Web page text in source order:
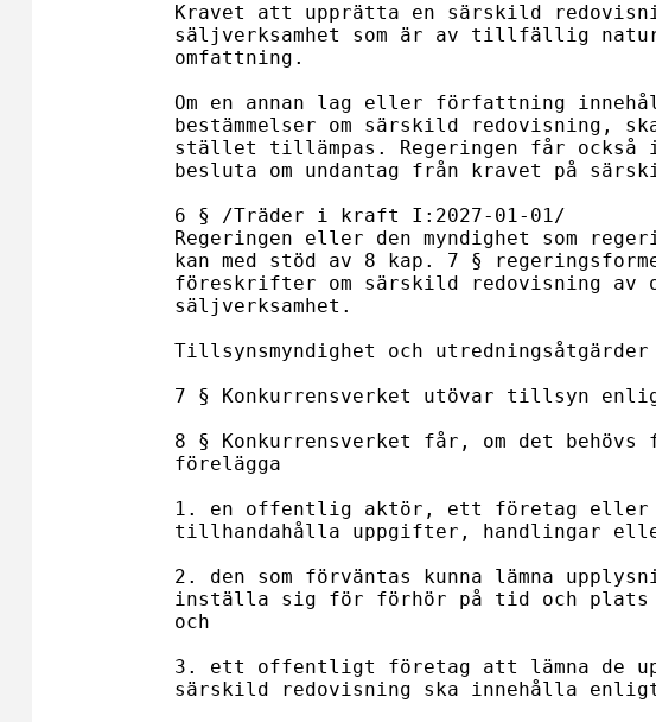
Kravet att upprätta en särskild
säljverksamhet som är av tillfällig
omfattning.
Om en annan lag eller författning
bestämmelser om särskild redovisning,
stället tillämpas. Regeringen får
besluta om undantag från kravet på
6 § /Träder i kraft I:2027-01-01/
Regeringen eller den myndighet som
kan med stöd av 8 kap. 7 §
föreskrifter om särskild redovisning av
säljverksamhet.
Tillsynsmyndighet och utredningsåtgärder
7 § Konkurrensverket utövar tillsyn
8 § Konkurrensverket får, om det
förelägga
1. en offentlig aktör, ett företag eller
tillhandahålla uppgifter, handlingar
2. den som förväntas kunna lämna
inställa sig för förhör på tid och plats
och
3. ett offentligt företag att lämna de
särskild redovisning ska innehålla